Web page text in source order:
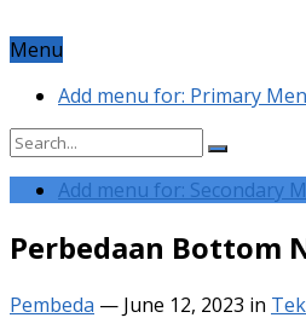
Menu
Add menu for: Primary
Add menu for: Secondary
Perbedaan Bottom
Pembeda — June 12, 2023 in